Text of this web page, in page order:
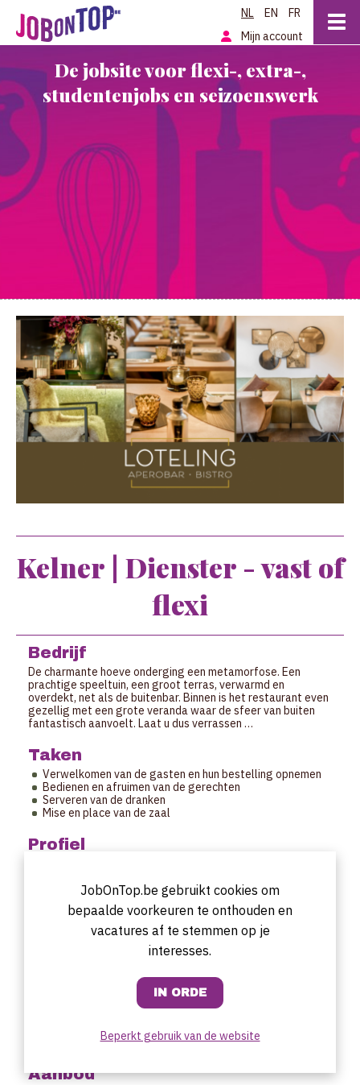
NL EN
FR
Mijn account
De jobsite voor flexi-, extra-,
studentenjobs en seizoenswerk
Kelner | Dienster - vast of
flexi
Bedrijf
De charmante hoeve onderging een metamorfose. Een
prachtige speeltuin, een groot terras, verwarmd en
overdekt, net als de buitenbar. Binnen is het restaurant even
gezellig met een grote veranda waar de sfeer van buiten
fantastisch aanvoelt. Laat u dus verrassen …
Taken
Verwelkomen van de gasten en hun bestelling opnemen
Bedienen en afruimen van de gerechten
Serveren van de dranken
Mise en place van de zaal
Profiel
Je bent stipt en we kunnen op je rekenen;
Je hebt een net voorkomen
Doorgroei mogelijkheid tot verantwoordelijke met
weekend dag vrij ( enkel verantwoordelijke)
Aanbod
JobOnTop.be gebruikt cookies om
bepaalde voorkeuren te onthouden en
vacatures af te stemmen op je
interesses.
Beperkt gebruik van de website